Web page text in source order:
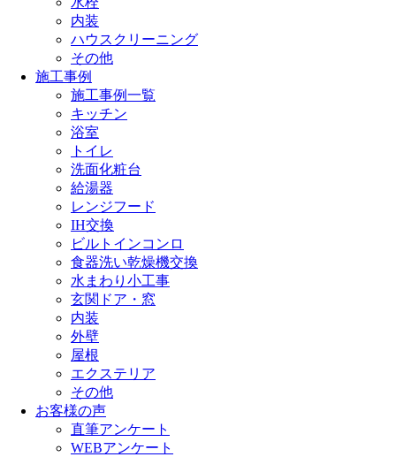
内装
ハウスクリーニング
その他
施工事例
施工事例一覧
キッチン
浴室
トイレ
洗面化粧台
給湯器
レンジフード
IH交換
ビルトインコンロ
食器洗い乾燥機交換
水まわり小工事
玄関ドア・窓
内装
外壁
屋根
エクステリア
その他
お客様の声
直筆アンケート
WEBアンケート